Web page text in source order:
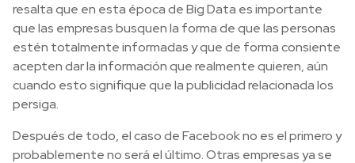
resalta que en esta época de Big Data es importante
que las empresas busquen la forma de que las personas
estén totalmente informadas y que de forma consiente
acepten dar la información que realmente quieren, aún
cuando esto signifique que la publicidad relacionada los
persiga.
Después de todo, el caso de Facebook no es el primero y
probablemente no será el último. Otras empresas ya se